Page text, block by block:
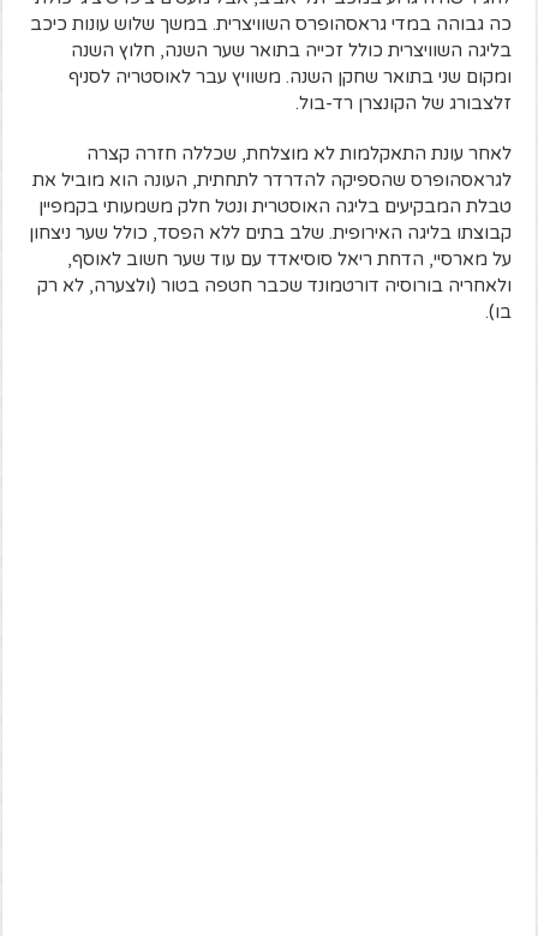
כה גבוהה במדי גראסהופרס השוויצרית. במשך שלוש עונות כיכב
בליגה השוויצרית כולל זכייה בתואר שער השנה, חלוץ השנה
ומקום שני בתואר שחקן השנה. משוויץ עבר לאוסטריה לסניף
זלצבורג של הקונצרן רד-בול.
לאחר עונת התאקלמות לא מוצלחת, שכללה חזרה קצרה
לגראסהופרס שהספיקה להדרדר לתחתית, העונה הוא מוביל את
טבלת המבקיעים בליגה האוסטרית ונטל חלק משמעותי בקמפיין
קבוצתו בליגה האירופית. שלב בתים ללא הפסד, כולל שער ניצחון
על מארסיי, הדחת ריאל סוסיאדד עם עוד שער חשוב לאוסף,
ולאחריה בורוסיה דורטמונד שכבר חטפה בטור (ולצערה, לא רק
בו).